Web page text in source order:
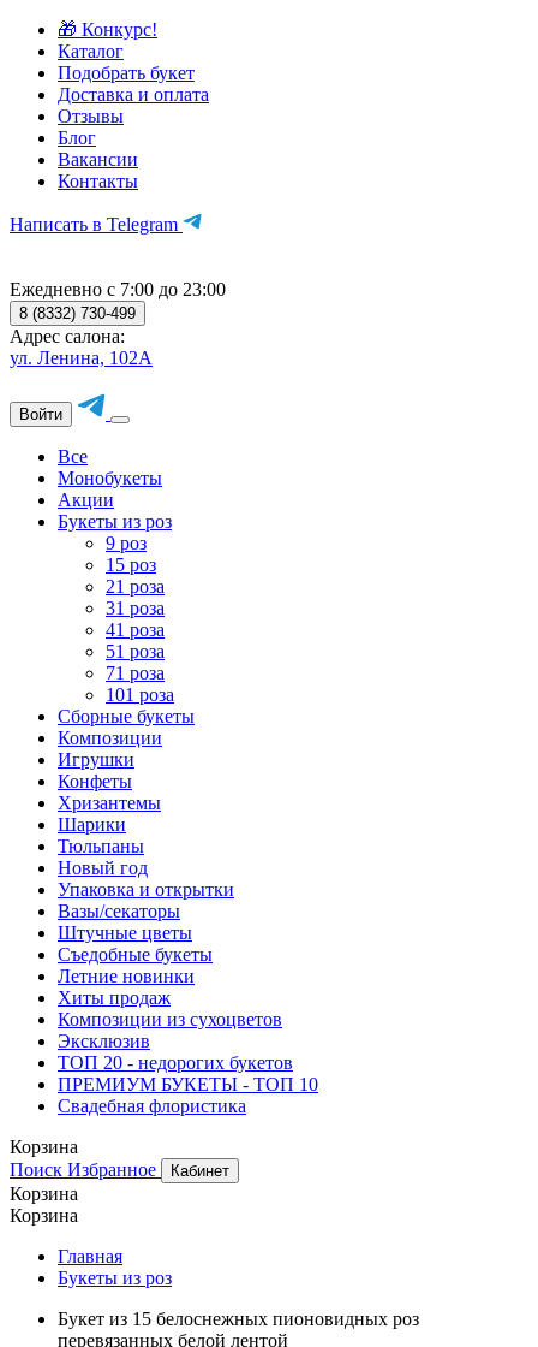
🎁 Конкурс!
Каталог
Подобрать букет
Доставка и оплата
Отзывы
Блог
Вакансии
Контакты
Написать в Telegram
Ежедневно с 7:00 до 23:00
8 (8332) 730-499
Адрес салона:
ул. Ленина, 102А
Войти
Все
Монобукеты
Акции
Букеты из роз
9 роз
15 роз
21 роза
31 роза
41 роза
51 роза
71 роза
101 роза
Сборные букеты
Композиции
Игрушки
Конфеты
Хризантемы
Шарики
Тюльпаны
Новый год
Упаковка и открытки
Вазы/секаторы
Штучные цветы
Съедобные букеты
Летние новинки
Хиты продаж
Композиции из сухоцветов
Эксклюзив
ТОП 20 - недорогих букетов
ПРЕМИУМ БУКЕТЫ - ТОП 10
Свадебная флористика
Корзина
Поиск Избранное Кабинет
Корзина
Корзина
Главная
Букеты из роз
Букет из 15 белоснежных пионовидных роз
перевязанных белой лентой